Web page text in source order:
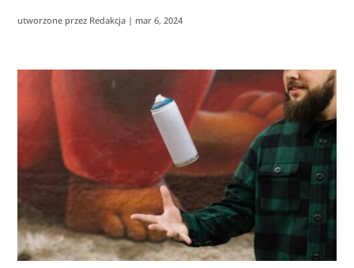
utworzone przez Redakcja | mar 6, 2024